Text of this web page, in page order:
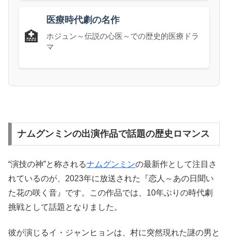
🏥
医療時代劇の名作
ホジュン～伝説の心医～での歴史的医療ドラ
マ
ナムグンミンの出演作品で話題の歴史ロマンス
“演技の神”と称されるナムグンミンの最新作として注目さ
れているのが、2023年に放送された『恋人～あの日聞い
た花の咲く音』です。この作品では、10年ぶりの時代劇
挑戦として話題となりました。
彼が演じるイ・ジャンヒョンは、村に突然現れた謎の男と